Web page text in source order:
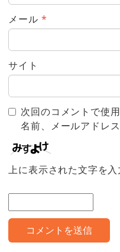
メール *
サイト
次回のコメントで使
名前、メールアドレ
上に表示された文字を入